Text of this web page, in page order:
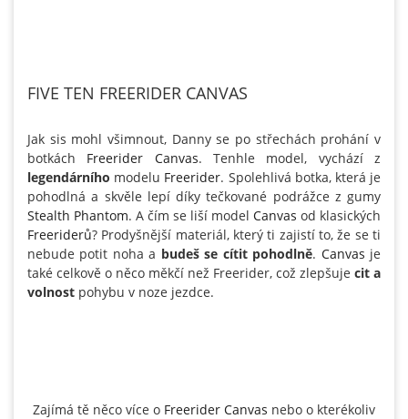
FIVE TEN FREERIDER CANVAS
Jak sis mohl všimnout, Danny se po střechách prohání v
botkách Freerider Canvas. Tenhle model, vychází z
legendárního modelu Freerider. Spolehlivá botka, která je
pohodlná a skvěle lepí díky tečkované podrážce z gumy
Stealth Phantom. A čím se liší model Canvas od klasických
Freeriderů? Prodyšnější materiál, který ti zajistí to, že se ti
nebude potit noha a budeš se cítit pohodlně. Canvas je
také celkově o něco měkčí než Freerider, což zlepšuje cit a
volnost pohybu v noze jezdce.
Zajímá tě něco více o Freerider Canvas nebo o kterékoliv